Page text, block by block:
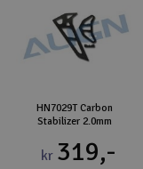
HN7029T Carbon
Stabilizer 2.0mm
kr 319,-